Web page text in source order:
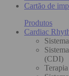
Cartão de
Produtos
Cardiac
(CDI)